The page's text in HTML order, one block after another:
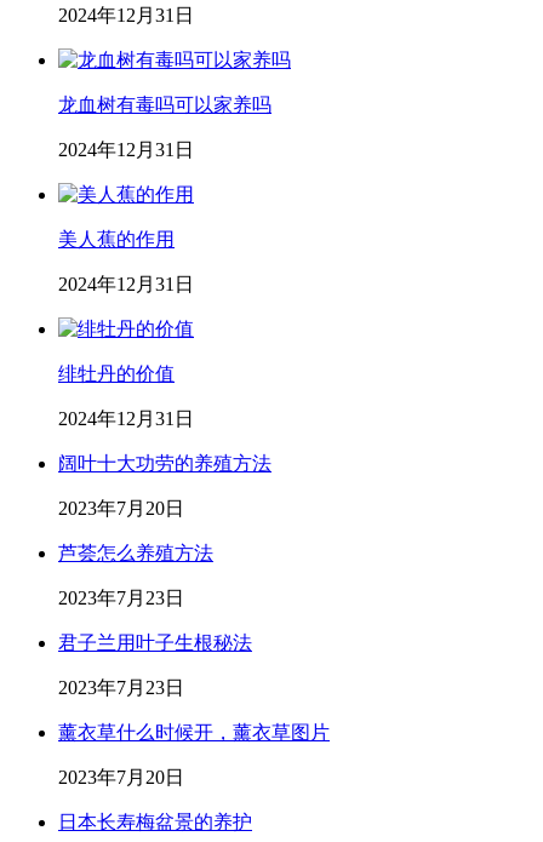
2024年12月31日
龙血树有毒吗可以家养吗
2024年12月31日
美人蕉的作用
2024年12月31日
绯牡丹的价值
2024年12月31日
阔叶十大功劳的养殖方法
2023年7月20日
芦荟怎么养殖方法
2023年7月23日
君子兰用叶子生根秘法
2023年7月23日
薰衣草什么时候开，薰衣草图片
2023年7月20日
日本长寿梅盆景的养护